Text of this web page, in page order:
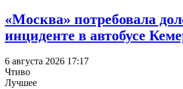
«Москва» потребовала
инциденте в автобусе
6 августа 2026 17:17
Чтиво
Лучшее